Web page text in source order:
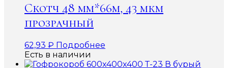
Скотч 48 мм*66м, 43 мкм
прозрачный
62,93 ₽ Подробнее
Есть в наличии